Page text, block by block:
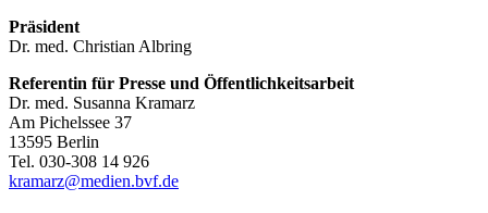
Präsident
Dr. med. Christian Albring
Referentin für Presse und Öffentlichkeitsarbeit
Dr. med. Susanna Kramarz
Am Pichelssee 37
13595 Berlin
Tel. 030-308 14 926
kramarz@medien.bvf.de